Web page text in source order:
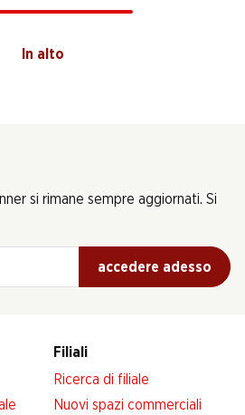
In alto
si rimane sempre aggiornati. Si
accedere adesso
Filiali
Ricerca di filiale
Nuovi spazi commerciali